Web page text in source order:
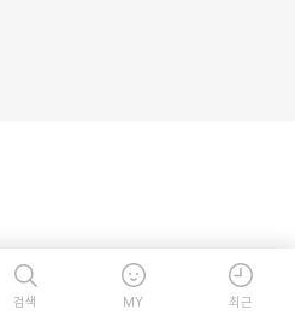
검색 MY 최근